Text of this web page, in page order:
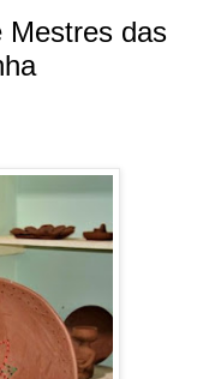
Mestres das